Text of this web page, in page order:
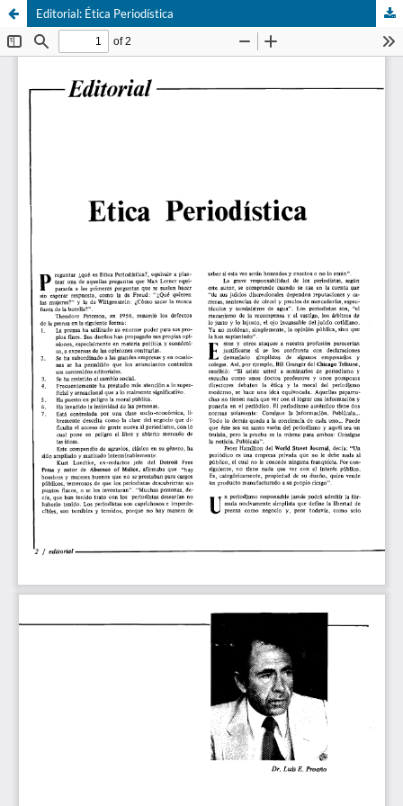
Editorial: Ética Periodística